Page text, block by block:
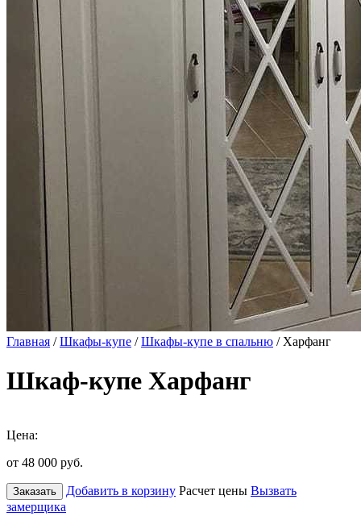
Главная /Шкафы-купе /Шкафы-купе в спальню / Харфанг
Шкаф-купе Харфанг
Цена:
от 48 000 руб.
Заказать Добавить в корзину Расчет цены Вызвать
замерщика